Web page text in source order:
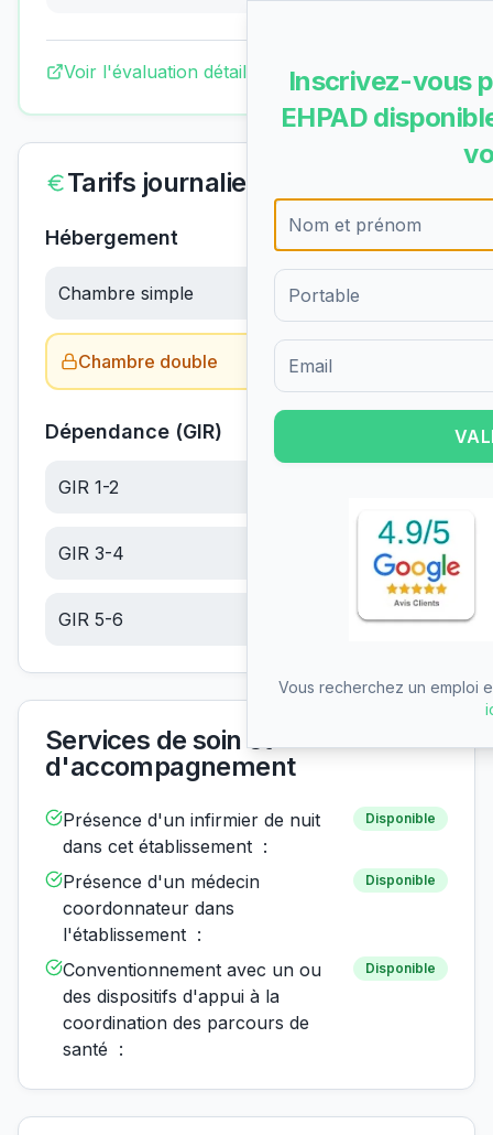
Voir l'évaluation détaillée complète
Tarifs journaliers
Hébergement
Chambre simple 63.31
Chambre double Obtenir le tarif →
Dépendance (GIR)
GIR 1-2
GIR 3-4 6.10€/jour
GIR 5-6 6.10€/jour
Services de soin et
d'accompagnement
Présence d'un infirmier de nuit
dans cet établissement :
Disponible
Présence d'un médecin
coordonnateur dans
l'établissement :
Disponible
Conventionnement avec un ou
des dispositifs d'appui à la
coordination des parcours de
santé :
Disponible
Inscrivez-vous
EHPAD
Formulaire d'inscription pour
Vous recherchez un emploi